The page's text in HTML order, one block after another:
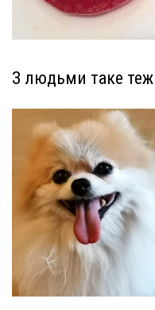
З людьми таке теж